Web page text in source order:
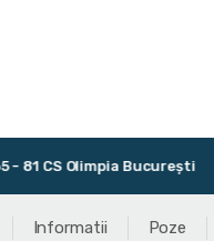
CS Olimpia București
Informatii Poze